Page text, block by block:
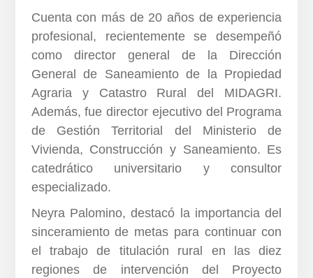
Cuenta con más de 20 años de experiencia
profesional, recientemente se desempeñó
como director general de la Dirección
General de Saneamiento de la Propiedad
Agraria y Catastro Rural del MIDAGRI.
Además, fue director ejecutivo del Programa
de Gestión Territorial del Ministerio de
Vivienda, Construcción y Saneamiento. Es
catedrático universitario y consultor
especializado.
Neyra Palomino, destacó la importancia del
sinceramiento de metas para continuar con
el trabajo de titulación rural en las diez
regiones de intervención del Proyecto